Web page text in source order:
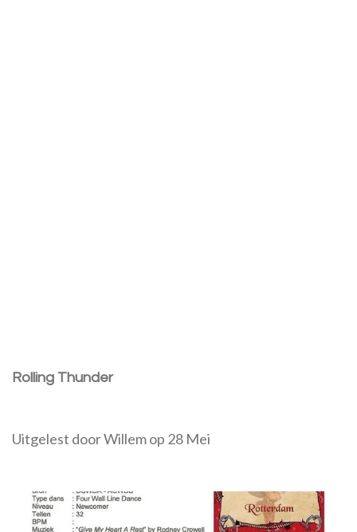
Rolling Thunder
Uitgelest door Willem op 28 Mei